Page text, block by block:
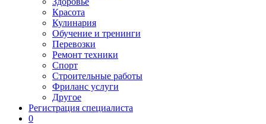
Красота
Кулинария
Обучение и тренинги
Перевозки
Ремонт техники
Спорт
Строительные работы
Фриланс услуги
Другое
Регистрация специалиста
0